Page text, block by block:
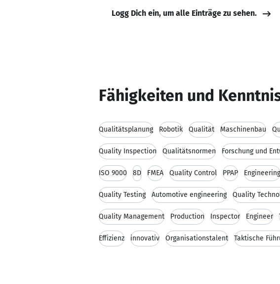
Logg Dich ein, um alle Einträge zu sehen.
Fähigkeiten und
Qualitätsplanung Robotik Qualität Maschinenbau
Quality Inspection Qualitätsnormen Forschung und
ISO 9000 8D FMEA Quality Control PPAP Engineering
Quality Testing Automotive engineering Quality
Quality Management Production Inspector Engineer
Effizienz innovativ Organisationstalent Taktische